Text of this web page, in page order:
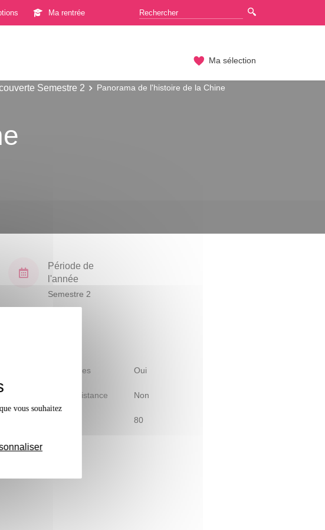
Ma rentrée
Ma sélection
Semestre 2 Panorama de l'histoire de la Chine
Période de
l'année
Semestre 2
Mobilité d'études Oui
Accessible à distance Non
80
vous souhaitez